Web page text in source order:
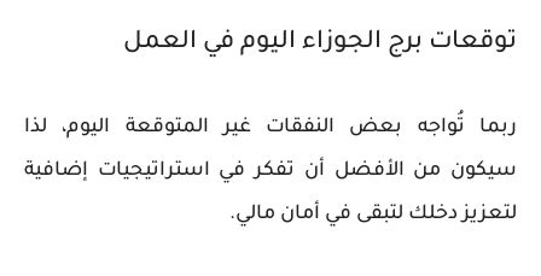
توقعات برج الجوزاء اليوم في العمل
ربما تُواجه بعض النفقات غير المتوقعة اليوم، لذا
سيكون من الأفضل أن تفكر في استراتيجيات إضافية
لتعزيز دخلك لتبقى في أمان مالي.